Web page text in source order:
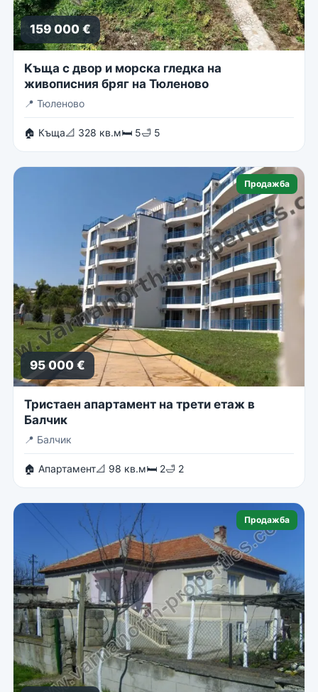
159 000 €
Kъща с двор и морска гледка на
живописния бряг на Тюленово
📍 Тюленово
🏠 Къща📐 328 кв.м🛏 5🛁 5
Продажба
95 000 €
Тристаен апартамент на трети етаж в
Балчик
📍 Балчик
🏠 Апартамент📐 98 кв.м🛏 2🛁 2
Продажба